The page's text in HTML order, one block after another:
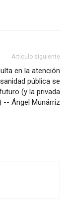
Artículo siguiente
en la atención
pública se
(y la privada
-- Ángel Munárriz